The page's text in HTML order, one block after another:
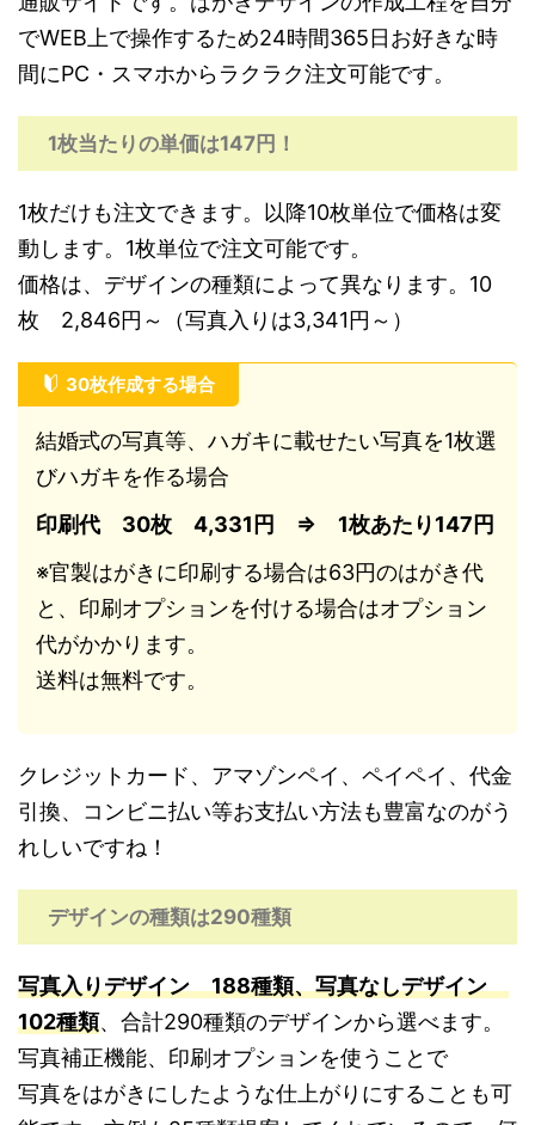
でWEB上で操作するため24時間365日お好きな時
間にPC・スマホからラクラク注文可能です。
1枚当たりの単価は147円！
1枚だけも注文できます。以降10枚単位で価格は変
動します。1枚単位で注文可能です。
価格は、デザインの種類によって異なります。10
枚 2,846円～（写真入りは3,341円～）
30枚作成する場合
結婚式の写真等、ハガキに載せたい写真を1枚選
びハガキを作る場合
印刷代 30枚 4,331円 ⇒ 1枚あたり147円
※官製はがきに印刷する場合は63円のはがき代
と、印刷オプションを付ける場合はオプション
代がかかります。
送料は無料です。
クレジットカード、アマゾンペイ、ペイペイ、代金
引換、コンビニ払い等お支払い方法も豊富なのがう
れしいですね！
デザインの種類は290種類
写真入りデザイン 188種類、写真なしデザイン
102種類、合計290種類のデザインから選べます。
写真補正機能、印刷オプションを使うことで
写真をはがきにしたような仕上がりにすることも可